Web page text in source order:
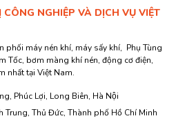
NGHIỆP VÀ DỊCH VỤ VIỆT
phối máy nén khí, máy sấy khí, Phụ Tùng
Tốc, bơm màng khí nén, động cơ điện,
nhất tại Việt Nam.
Phúc Lợi, Long Biên, Hà Nội
Trung, Thủ Đức, Thành phố Hồ Chí Minh